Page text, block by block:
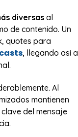
diversasal
de contenido. Un
quotes para
, llegando así a
Al
mantienen
del mensaje